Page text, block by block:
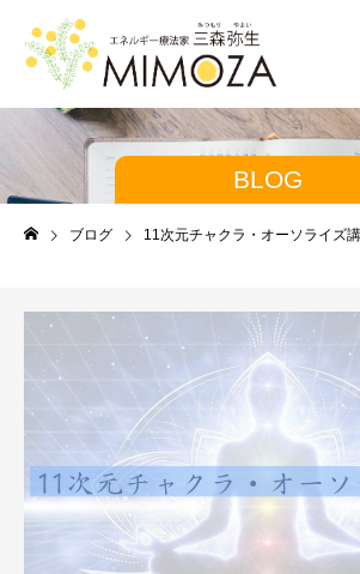
BLOG
ブログ 11次元チャクラ・オーソライズ